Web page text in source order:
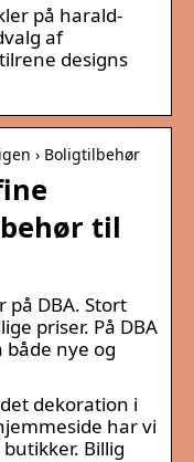
på harald-
af
designs
› Boligtilbehør
til
DBA. Stort
priser. På DBA
nye og
dekoration i
har vi
Billig